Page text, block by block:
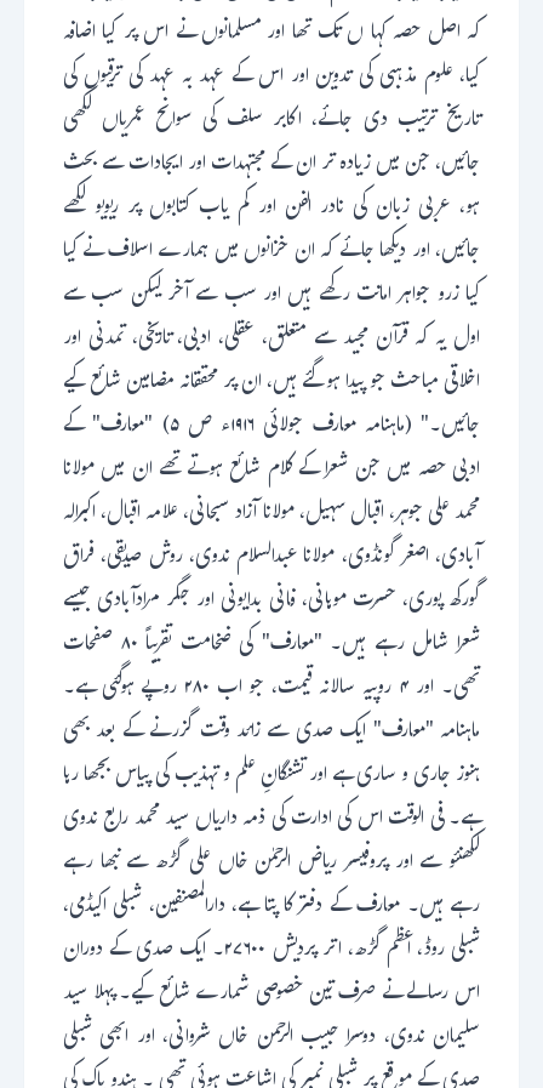
کہ اصل حصہ کہا ں تک تھا اور مسلمانوں نے اس پر کیا اضافہ
کیا، علوم مذہبی کی تدوین اور اس کے عہد بہ عہد کی ترقیوں کی
تاریخ ترتیب دی جائے، اکابر سلف کی سوانح عمریاں لکھی
جائیں، جن میں زیادہ تر ان کے مجتہدات اور ایجادات سے بحث
ہو، عربی زبان کی نادر الفن اور کم یاب کتابوں پر ریویو لکھے
جائیں، اور دیکھا جائے کہ ان خزانوں میں ہمارے اسلاف نے کیا
کیا زرو جواہر امانت رکھے ہیں اور سب سے آخر لیکن سب سے
اول یہ کہ قرآن مجید سے متعلق، عقلی، ادبی، تاریخی، تمدنی اور
اخلاقی مباحث جو پیدا ہوگئے ہیں، ان پر محققانہ مضامین شائع کیے
جائیں۔" (ماہنامہ معارف جولائی ۱۹۱۶ء ص ۵) "معارف" کے
ادبی حصہ میں جن شعرا کے کلام شائع ہوتے تھے ان میں مولانا
محمد علی جوہر، اقبال سہیل، مولانا آزاد سبحانی، علامہ اقبال، اکبرالہ
آبادی، اصغر گونڈوی، مولانا عبدالسلام ندوی، روش صدیقی، فراق
گورکھ پوری، حسرت موہانی، فانی بدایونی اور جگر مرادآبادی جیسے
شعرا شامل رہے ہیں۔ "معارف" کی ضخامت تقریباً ۸۰ صفحات
تھی۔ اور ۴ روپیہ سالانہ قیمت، جو اب ۲۸۰ روپے ہوگئی ہے۔
ماہنامہ "معارف" ایک صدی سے زائد وقت گزرنے کے بعد بھی
ہنوز جاری و ساری ہے اور تشنگانِ علم و تہذیب کی پیاس بجھا رہا
ہے۔ فی الوقت اس کی ادارت کی ذمہ داریاں سید محمد رابع ندوی
لکھنئو سے اور پروفیسر ریاض الرحمٰن خاں علی گڑھ سے نبھا رہے
رہے ہیں۔ معارف کے دفتر کا پتا ہے، دارالمصنفین، شبلی اکیڈمی،
شبلی روڈ، اعظم گڑھ، اتر پردیش ۲۷۶۰۰۔ ایک صدی کے دوران
اس رسالے نے صرف تین خصوصی شمارے شائع کیے۔ پہلا سید
سلیمان ندوی، دوسرا حبیب الرحمن خاں شروانی، اور ابھی شبلی